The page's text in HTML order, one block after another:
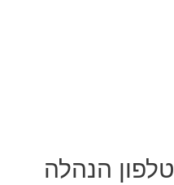
הנהלה